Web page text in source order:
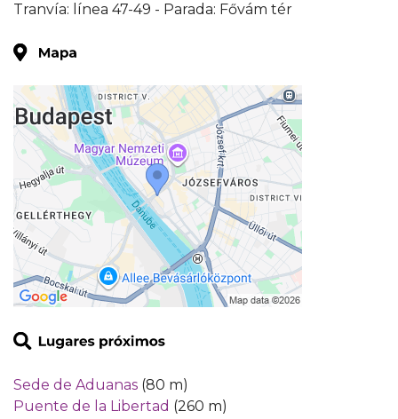
Tranvía: línea 47-49 - Parada: Fővám tér
Sede de Aduanas (80 m)
Puente de la Libertad (260 m)